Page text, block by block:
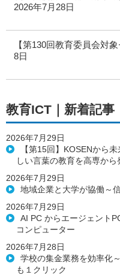
2026年7月28日
【第130回教育委員会対
8日
教育ICT｜新着記事
2026年7月29日
【第15回】KOSENから
しい言葉の教育を高専から
2026年7月29日
地域企業と大学が協働～
2026年7月29日
AI PC からエージェント
コンピューター
2026年7月28日
学校の集金業務を効率化
も１クリック